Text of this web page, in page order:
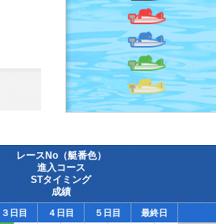
レースNo（艇番色）
進入コース
STタイミング
成績
３日目 ４日目 ５日目 最終日